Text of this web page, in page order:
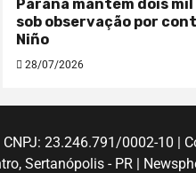
Paraná mantém dois
sob observação por
Niño
28/07/2026
23.246.791/0002-10 |
Sertanópolis - PR |